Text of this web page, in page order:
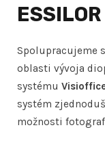
ESSILOR
Spolupracujeme
oblasti vývoja
systému
systém
možnosti